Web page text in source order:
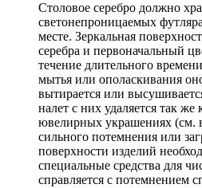
Столовое серебро должно
светонепроницаемых
месте. Зеркальная
серебра и первоначальный
течение длительного
мытья или ополаскивания
вытирается или
налет с них удаляется так
ювелирных украшениях (см.
сильного потемнения или
поверхности изделий
специальные средства для
справляется с потемнением